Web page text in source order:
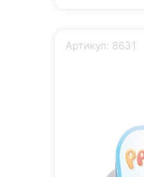
Артикул: 8631